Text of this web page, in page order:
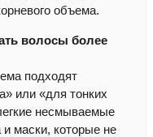
объема.
волосы более
подходят
или «для тонких
несмываемые
маски, которые не